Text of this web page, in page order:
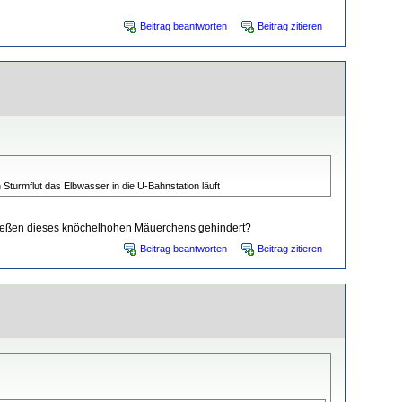
Beitrag beantworten Beitrag zitieren
das Elbwasser in die U-Bahnstation läuft
dieses knöchelhohen Mäuerchens gehindert?
Beitrag beantworten Beitrag zitieren